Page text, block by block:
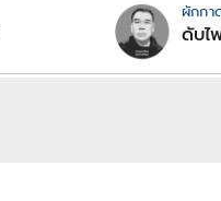
ผักกา
ดับไ